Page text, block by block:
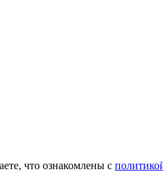
что ознакомлены с